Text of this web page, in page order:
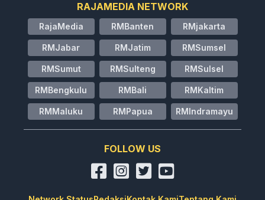
RAJAMEDIA NETWORK
RajaMedia RMBanten RMjakarta
RMJabar RMJatim RMSumsel
RMSumut RMSulteng RMSulsel
RMBengkulu RMBali RMKaltim
RMMaluku RMPapua RMIndramayu
FOLLOW US